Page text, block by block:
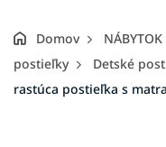
Domov NÁBYTOK
postieľky
Detské
rastúca postieľka s